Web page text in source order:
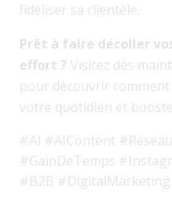
fidéliser sa clientèle.
Prêt à faire décoller
effort ? Visitez dès
pour découvrir
votre quotidien et
#AI #AIContent
#GainDeTemps
#B2B #DigitalMarketing